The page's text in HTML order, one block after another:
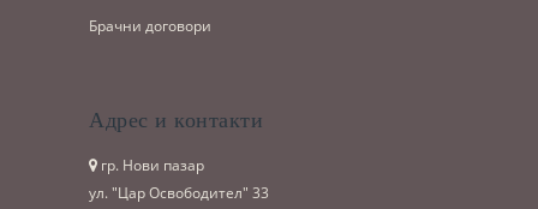
Брачни договори
Адрес и контакти
гр. Нови пазар
ул. "Цар Освободител" 33